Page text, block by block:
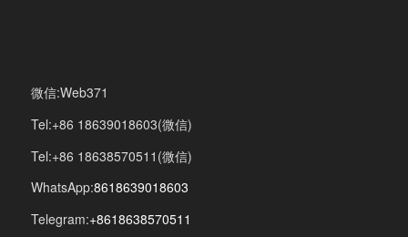
微信:Web371
Tel:+86 18639018603(微信)
Tel:+86 18638570511(微信)
WhatsApp:8618639018603
Telegram:+8618638570511